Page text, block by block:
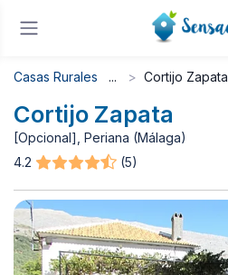
Casas Rurales Cortijo Zapata
Cortijo Zapata
[Opcional], Periana (Málaga)
4.2
(5)